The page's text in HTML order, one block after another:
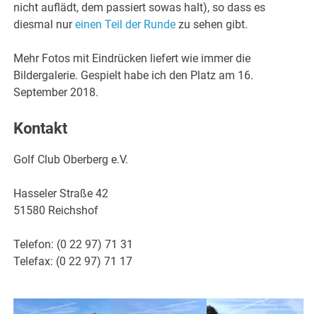
nicht auflädt, dem passiert sowas halt), so dass es
diesmal nureinen Teil der Runde zu sehen gibt.
Mehr Fotos mit Eindrücken liefert wie immer die
Bildergalerie. Gespielt habe ich den Platz am 16.
September 2018.
Kontakt
Golf Club Oberberg e.V.
Hasseler Straße 42
51580 Reichshof
Telefon: (0 22 97) 71 31
Telefax: (0 22 97) 71 17